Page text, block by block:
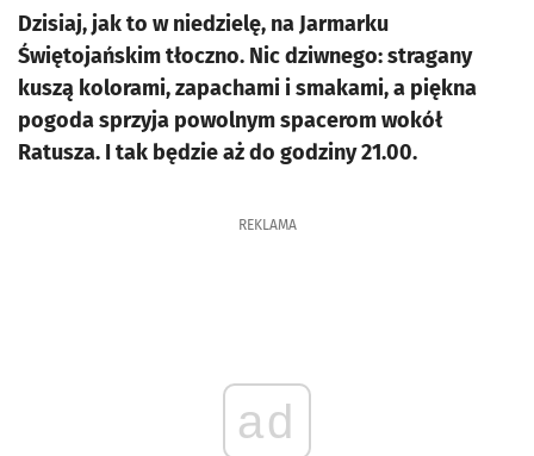
Dzisiaj, jak to w niedzielę, na Jarmarku
Świętojańskim tłoczno. Nic dziwnego: stragany
kuszą kolorami, zapachami i smakami, a piękna
pogoda sprzyja powolnym spacerom wokół
Ratusza. I tak będzie aż do godziny 21.00.
REKLAMA
ad